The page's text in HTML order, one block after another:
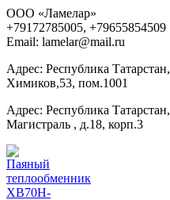
ООО «Ламелар»
+79172785005, +79655854509
Email: lamelar@mail.ru
Адрес: Республика
Химиков,53, пом.1001
Адрес: Республика
Магистраль , д.18, корп.3